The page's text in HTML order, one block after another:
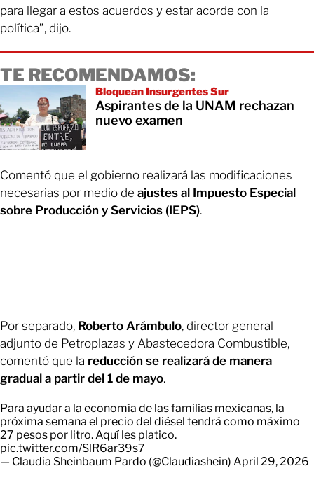
para llegar a estos acuerdos y estar acorde con la
política”, dijo.
TE RECOMENDAMOS:
Bloquean Insurgentes Sur
Aspirantes de la UNAM rechazan
nuevo examen
Comentó que el gobierno realizará las modificaciones
necesarias por medio de ajustes al Impuesto Especial
sobre Producción y Servicios (IEPS).
Por separado, Roberto Arámbulo, director general
adjunto de Petroplazas y Abastecedora Combustible,
comentó que la reducción se realizará de manera
gradual a partir del 1 de mayo.
Para ayudar a la economía de las familias mexicanas, la
próxima semana el precio del diésel tendrá como máximo
27 pesos por litro. Aquí les platico.
pic.twitter.com/SlR6ar39s7
— Claudia Sheinbaum Pardo (@Claudiashein) April 29, 2026